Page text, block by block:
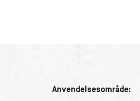
Anvendelsesområde: